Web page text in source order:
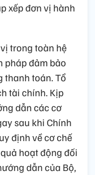
xếp đơn vị hành
trong toàn hệ
pháp đảm bảo
thanh toán. Tổ
tài chính. Kịp
dẫn các cơ
sau khi Chính
định về cơ chế
hoạt động đối
dẫn của Bộ,